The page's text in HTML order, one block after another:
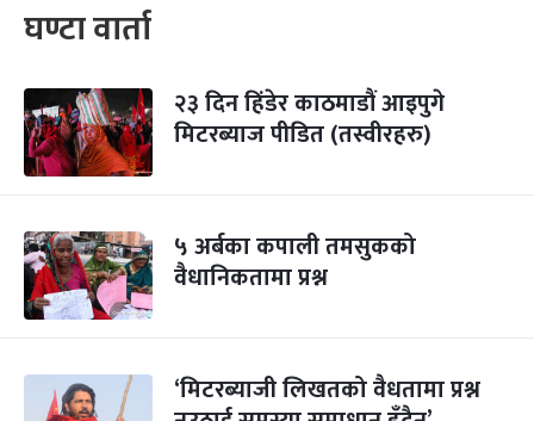
घण्टा वार्ता
२३ दिन हिंडेर काठमाडौं आइपुगे
मिटरब्याज पीडित (तस्वीरहरु)
५ अर्बका कपाली तमसुकको
वैधानिकतामा प्रश्न
‘मिटरब्याजी लिखतको वैधतामा प्रश्न